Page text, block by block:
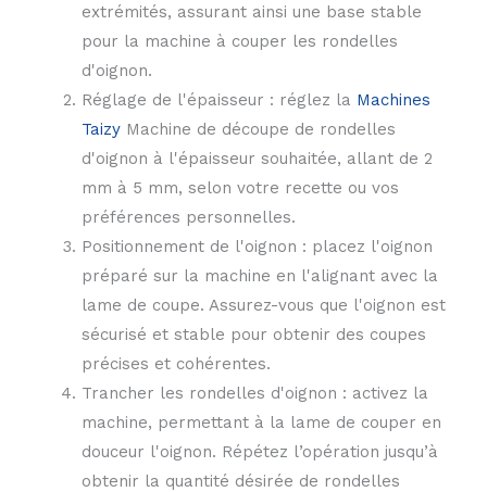
extrémités, assurant ainsi une base stable
pour la machine à couper les rondelles
d'oignon.
Réglage de l'épaisseur : réglez la Machines
Taizy Machine de découpe de rondelles
d'oignon à l'épaisseur souhaitée, allant de 2
mm à 5 mm, selon votre recette ou vos
préférences personnelles.
Positionnement de l'oignon : placez l'oignon
préparé sur la machine en l'alignant avec la
lame de coupe. Assurez-vous que l'oignon est
sécurisé et stable pour obtenir des coupes
précises et cohérentes.
Trancher les rondelles d'oignon : activez la
machine, permettant à la lame de couper en
douceur l'oignon. Répétez l’opération jusqu’à
obtenir la quantité désirée de rondelles